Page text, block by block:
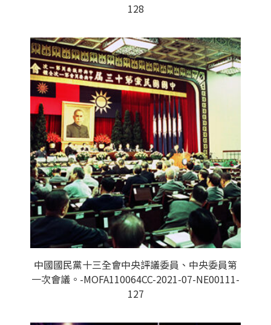
128
中國國民黨十三全會中央評議委員、中央委員第
一次會議。-MOFA110064CC-2021-07-NE00111-
127